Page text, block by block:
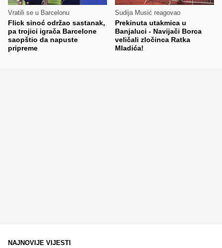
Vratili se u Barcelonu
Flick sinoć održao sastanak,
pa trojici igrača Barcelone
saopštio da napuste
pripreme
Sudija Musić reagovao
Prekinuta utakmica u
Banjaluci - Navijači Borca
veličali zločinca Ratka
Mladića!
NAJNOVIJE VIJESTI